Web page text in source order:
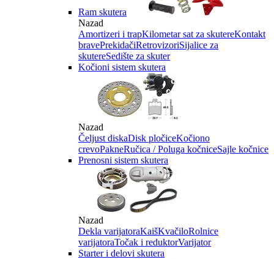
Ram skutera
Nazad
Amortizeri i trapKilometar sat za skutereKontakt
bravePrekidačiRetrovizoriSijalice za
skutereSedište za skuter
Kočioni sistem skutera
Nazad
Čeljust diskaDisk pločiceKočiono
crevoPakneRučica / Poluga kočniceSajle kočnice
Prenosni sistem skutera
Nazad
Dekla varijatoraKaišKvačiloRolnice
varijatoraTočak i reduktorVarijator
Starter i delovi skutera